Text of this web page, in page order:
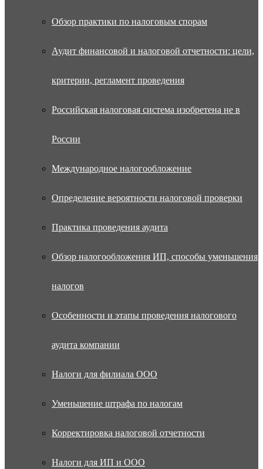
Обзор практики по налоговым спорам
Аудит финансовой и налоговой отчетности: цели,
критерии, регламент проведения
Российская налоговая система изобретена не в
России
Международное налогообложение
Определение вероятности налоговой проверки
Практика проведения аудита
Обзор налогообложения ИП, способы уменьшения
налогов
Особенности и этапы проведения налогового
аудита компании
Налоги для филиала ООО
Уменьшение штрафа по налогам
Корректировка налоговой отчетности
Налоги для ИП и ООО